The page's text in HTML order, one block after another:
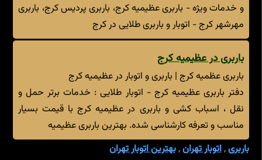
و خدمات ویژه - باربری عظیمیه کرج، باربری پردیس کرج، باربری
مهرشهر کرج - اتوبار و باربری طلایی در کرج
باربری در عظیمیه کرج
باربری عظمیه کرج | باربری و اتوبار در عظیمیه کرج
دفتر باربری عظیمیه کرج - اتوبار طلایی : خدمات برتر حمل و
نقل ، اسباب کشی و باربری در عظیمیه کرج با قیمت بسیار
مناسب و تعرفه کارشناسی شده. بهترین باربری عظیمیه
باربری,اتوبار تهران,بهترین اتوبار تهران